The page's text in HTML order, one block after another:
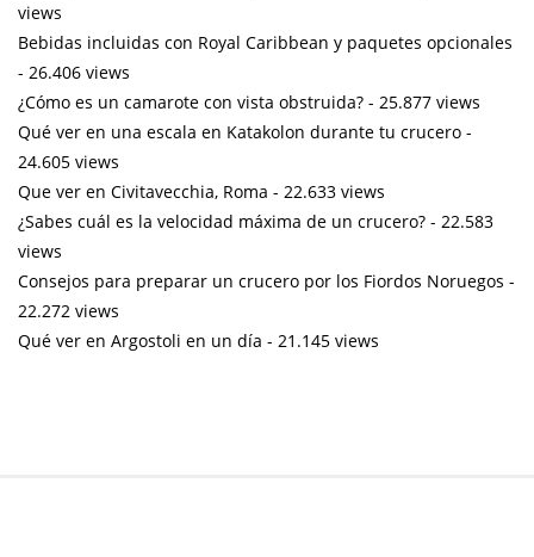
views
Bebidas incluidas con Royal Caribbean y paquetes opcionales
- 26.406 views
¿Cómo es un camarote con vista obstruida? - 25.877 views
Qué ver en una escala en Katakolon durante tu crucero -
24.605 views
Que ver en Civitavecchia, Roma - 22.633 views
¿Sabes cuál es la velocidad máxima de un crucero? - 22.583
views
Consejos para preparar un crucero por los Fiordos Noruegos -
22.272 views
Qué ver en Argostoli en un día - 21.145 views